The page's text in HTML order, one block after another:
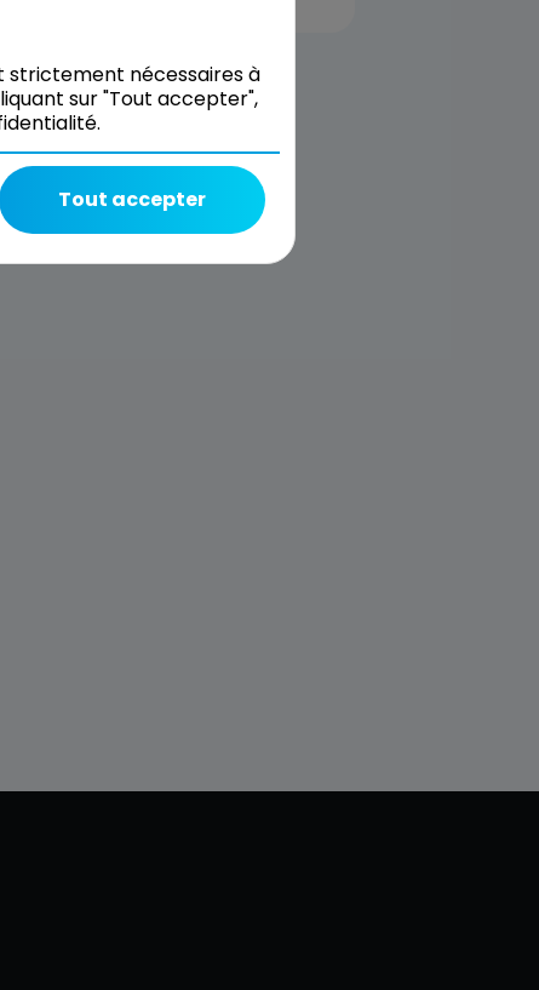
strictement nécessaires à
sur "Tout accepter",
Tout accepter